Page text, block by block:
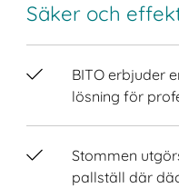
Säker och
BITO erbjuder
lösning för
Stommen
pallställ där